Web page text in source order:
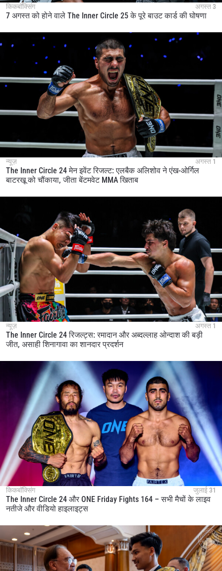
किकबॉक्सिंग अगस्त 3
7 अगस्त को होने वाले The Inner Circle 25 के पूरे बाउट कार्ड की घोषणा
न्यूज़ अगस्त 1
The Inner Circle 24 मेन इवेंट रिजल्ट: एलबैक अलिशोव ने एंख-ओर्गिल
बाटरखू को चौंकाया, जीता बेंटमवेट MMA खिताब
न्यूज़ अगस्त 1
The Inner Circle 24 रिजल्ट्स: रमादान और अब्दल्लाह ओन्दाश की बड़ी
जीत, असाही शिनागावा का शानदार प्रदर्शन
किकबॉक्सिंग जुलाई 31
The Inner Circle 24 और ONE Friday Fights 164 – सभी मैचों के लाइव
नतीजे और वीडियो हाइलाइट्स